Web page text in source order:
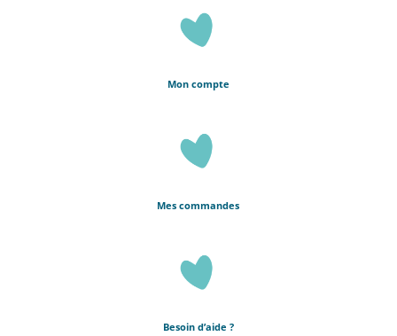
Mon compte
Mes commandes
Besoin d’aide ?